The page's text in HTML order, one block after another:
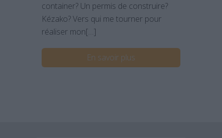
container? Un permis de construire?
Kézako? Vers qui me tourner pour
réaliser mon[…]
En savoir plus